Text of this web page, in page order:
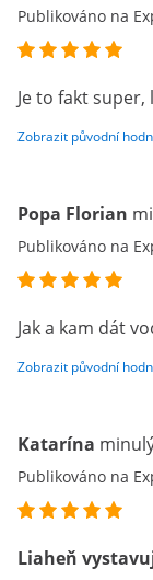
Publikováno na
Je to fakt super,
Zobrazit původní
Popa Florian
Publikováno na
Jak a kam dát
Zobrazit původní
Katarína
Publikováno na
Liaheň